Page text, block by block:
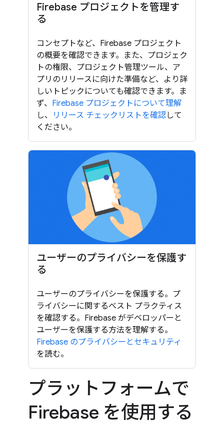
Firebase プロジェクトを管理す
る
コンセプトなど、Firebase プロジェクト
の概要を確認できます。また、プロジェク
トの権限、プロジェクト管理ツール、ア
プリのリリースに向けた準備など、より詳
しいトピックについても確認できます。ま
ず、 Firebase プロジェクトについて理解
し、
リリース チェックリストを確認して
ください。
ユーザーのプライバシーを保護す
る
ユーザーのプライバシーを保護する。プ
ライバシーに関するベスト プラクティス
を確認する。Firebase がデベロッパーと
ユーザーを保護する方法を理解する。
Firebase のプライバシーとセキュリティ
を読む。
プラットフォームで
Firebase を使用する